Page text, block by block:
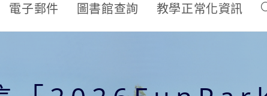
電子郵件 圖書館查詢 教學正常化資訊